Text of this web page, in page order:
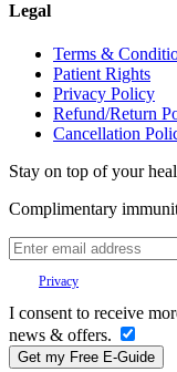
Legal
Terms &
Patient Rights
Privacy Policy
Refund/Return
Cancellation
Stay on top of your
Complimentary
Privacy
I consent to receive
news & offers.